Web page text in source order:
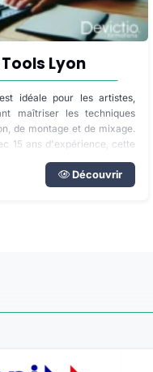
Lyon
idéale pour les artistes,
maîtriser les techniques
de montage et de mixage.
15 ans d'expérience, cette
au standard de la post-
Découvrir